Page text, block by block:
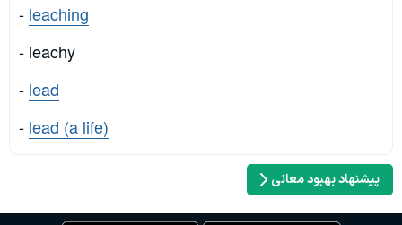
- leaching
- leachy
- lead
- lead (a life)
پیشنهاد بهبود معانی